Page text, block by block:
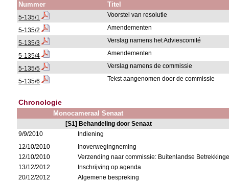
Nummer Titel
5-135/1 Voorstel van resolutie
5-135/2 Amendementen
5-135/3 Verslag namens het Adviescomité
5-135/4 Amendementen
5-135/5 Verslag namens de commissie
5-135/6 Tekst aangenomen door de commissie
Chronologie
Monocameraal Senaat
[S1] Behandeling door Senaat
9/9/2010
Indiening
12/10/2010
Inoverwegingneming
12/10/2010
Verzending naar commissie: Buitenlandse
13/12/2012
Inschrijving op agenda
20/12/2012
Algemene bespreking